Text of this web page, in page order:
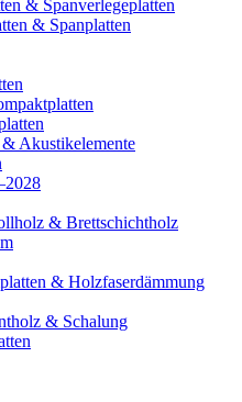
& Spanverlegeplatten
& Spanplatten
Akustikelemente
& Brettschichtholz
& Holzfaserdämmung
& Schalung